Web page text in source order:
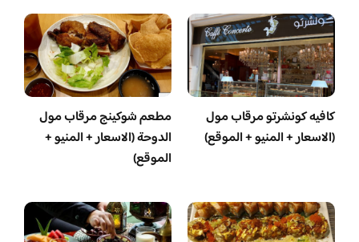
كافيه كونشرتو مرقاب مول
(الاسعار + المنيو + الموقع)
مطعم شوكينج مرقاب مول
الدوحة (الاسعار + المنيو +
الموقع)